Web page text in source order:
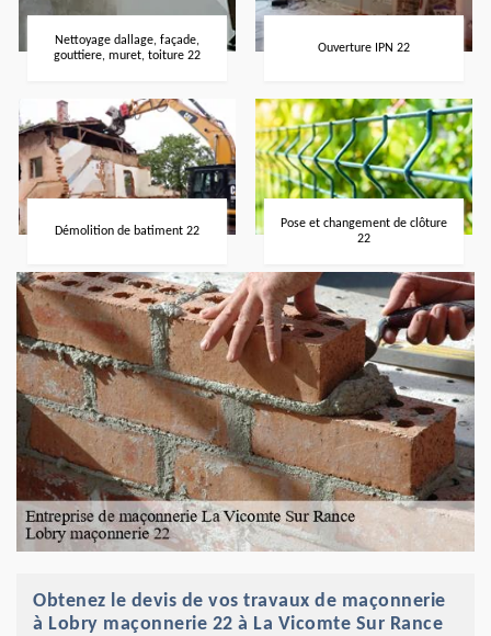
Nettoyage dallage, façade,
gouttiere, muret, toiture 22
Ouverture IPN 22
Démolition de batiment 22
Pose et changement de clôture
22
Obtenez le devis de vos travaux de maçonnerie
à Lobry maçonnerie 22 à La Vicomte Sur Rance